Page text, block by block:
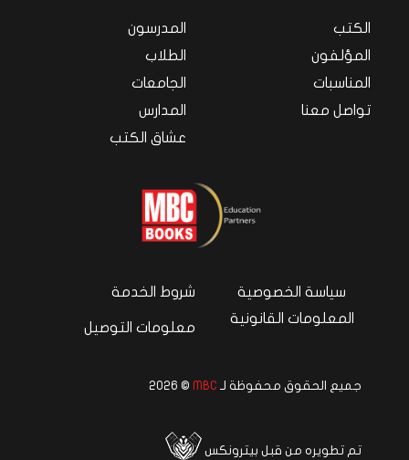
الكتب
المؤلفون
المناسبات
تواصل معنا
المدرسون
الطلاب
الجامعات
المدارس
عشاق الكتب
سياسة الخصوصية
المعلومات القانونية
شروط الخدمة
معلومات التوصيل
جميع الحقوق محفوظة لـ MBC
© 2026
تم تطويره من قبل بيترونكس